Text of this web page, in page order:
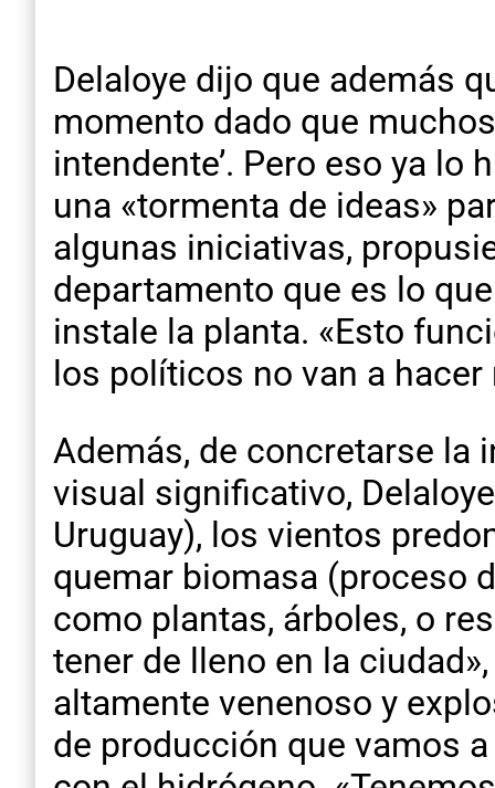
Delaloye dijo que además
momento dado que
intendente’. Pero eso ya lo
una «tormenta de ideas»
algunas iniciativas,
departamento que es lo
instale la planta. «Esto
los políticos no van a hacer
Además, de concretarse la
visual significativo,
Uruguay), los vientos
quemar biomasa (proceso
como plantas, árboles, o
tener de lleno en la
altamente venenoso y
de producción que vamos